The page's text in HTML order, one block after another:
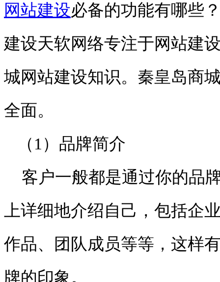
网站建设必备的功能有哪些
建设天软网络专注于网站建
城网站建设知识。秦皇岛商
全面。
（1）品牌简介
客户一般都是通过你的品
上详细地介绍自己，包括企
作品、团队成员等等，这样
牌的印象。